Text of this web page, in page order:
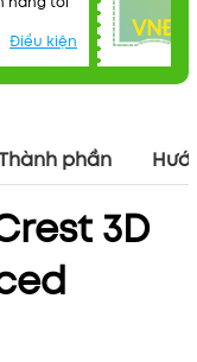
Điều kiện
VNĐ
phần
3D